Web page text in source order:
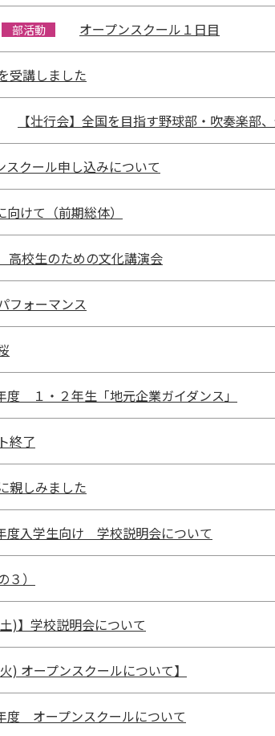
部活動 オープンスクール１日目
受講しました
【壮行会】全国を目指す野球部・吹奏楽部
スクール申し込みについて
向けて（前期総体）
校生のための文化講演会
フォーマンス
度 １・２年生「地元企業ガイダンス」
終了
親しみました
度入学生向け 学校説明会について
）
土)】学校説明会について
) オープンスクールについて】
度 オープンスクールについて